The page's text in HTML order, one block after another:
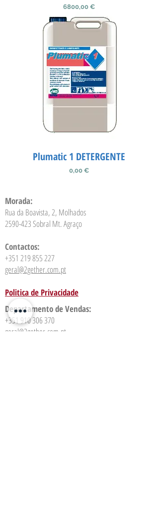
Preço
6800,00 €
Plumatic 1 DETERGENTE
Preço
0,00 €
Morada:
Rua da Boavista, 2, Molhados
2590-423Sobral Mt. Agraço
Contactos:
+351 219 855 227
geral@2gether.com.pt
Politica de Privacidade
Departamento de Vendas:
+351 910 306 370
geral@2gether.com.pt